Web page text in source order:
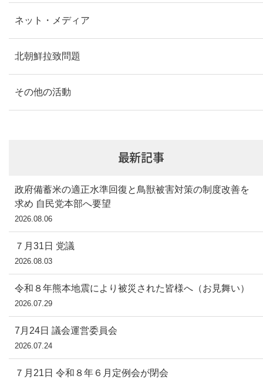
ネット・メディア
北朝鮮拉致問題
その他の活動
最新記事
政府備蓄米の適正水準回復と鳥獣被害対策の制度改善を
求め 自民党本部へ要望
2026.08.06
７月31日 党議
2026.08.03
令和８年熊本地震により被災された皆様へ（お見舞い）
2026.07.29
7月24日 議会運営委員会
2026.07.24
７月21日 令和８年６月定例会が閉会